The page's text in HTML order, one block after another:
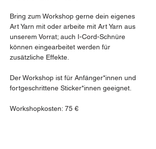
Bring zum Workshop gerne dein eigenes
Art Yarn mit oder arbeite mit Art Yarn aus
unserem Vorrat; auch I-Cord-Schnüre
können eingearbeitet werden für
zusätzliche Effekte.
Der Workshop ist für Anfänger*innen und
fortgeschrittene Sticker*innen geeignet.
Workshopkosten: 75 €